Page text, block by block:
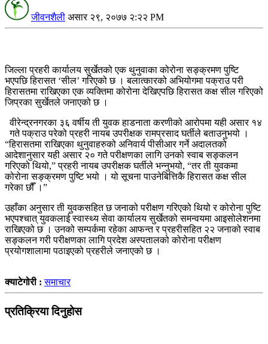
जीवनशैली असार २९, २०७७ २:२२ PM
जिल्ला प्रहरी कार्यालय सुर्खेतको एक थुनुवाका कोरोना सङ्क्रमण पुष्टि
भएपछि हिरासत ‘सील’ गरिएको छ । बलात्कारको अभियोगमा पक्राउ परी
हिरासतमा राखिएका एक व्यक्तिमा कोरोना देखिएपछि हिरासत कक्ष सील गरिएको
जिप्रका सुर्खेतले जनाएको छ ।
वीरेन्द्रनगरका ३६ वर्षीय ती युवक हाडनाता करणीको आरोपमा यही असार १४
गते पक्राउ परेको प्रहरी नायब उपरीक्षक रामप्रसाद घर्तीले बताउनुभयो ।
“हिरासतमा राखिएका थुनुवाहरुको अनिवार्य पीसीआर गर्ने अदालतको
आदेशानुसार यही असार २० गते परीक्षणका लागि उनको स्वाब सङ्कलन
गरिएको थियो,” प्रहरी नायब उपरीक्षक घर्तीले भन्नुभयो, “तर ती युवकमा
कोरोना सङ्क्रमण पुष्टि भयो । यो सूचना पाउनेबित्तिकै हिरासत कक्ष सील
गरेका छौँ ।”
उहाँका अनुसार ती युवकसहित छ जनाको परीक्षण गरिएको थियो र कोरोना पुष्टि
भएपश्चात् युवकलाई स्वास्थ्य सेवा कार्यालय सुर्खेतको समन्वयमा आइसोलेशनमा
राखिएको छ । उनको सम्पर्कमा रहेका आफन्त र प्रहरीसहित २२ जनाको स्वाब
सङ्कलन गरी परीक्षणका लागि प्रदेश अस्पतालको कोरोना परीक्षण
प्रयोगशालामा पठाइएको प्रहरीले जनाएको छ ।
क्याटेगोरी :समाचार
प्रतिक्रिया दिनुहोस